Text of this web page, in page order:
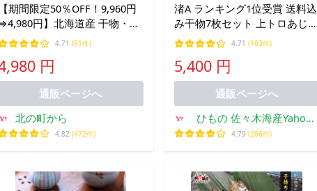
【期間限定50％OFF！9,960円
円】北海道産 干物・西
京漬セット【上】全7種+1種 干
物セット ひもの 詰め合わせ 国
冷凍 干物 焼き魚 魚 冷凍
4.71 (91件)
円
通販ページへ
北の町から
4.82 (472件)
渚A ランキング1位受賞 送料込
み干物7枚セット 上トロあじト
ロさばの味醂干し塩サバ 父の
日ギフトお取り寄せ鯵アジ鯖
みりん送料無料ひもの詰め合
わせ
4.71 (103件)
5,400 円
通販ページへ
ひもの 佐々木海産Yahoo!
店
4.79 (206件)